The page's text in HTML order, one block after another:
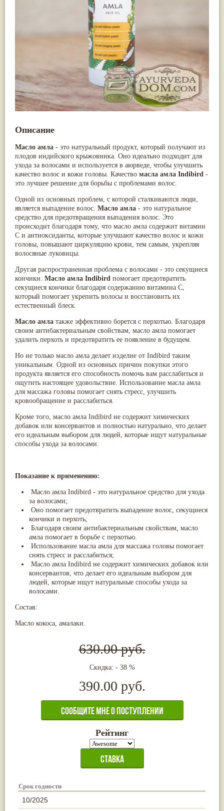
Описание
Масло амла - это натуральный продукт, который получают из
плодов индийского крыжовника. Оно идеально подходит для
ухода за волосами и используется в аюрведе, чтобы улучшить
качество волос и кожи головы. Качество масла амла Indibird -
это лучшее решение для борьбы с проблемами волос.
Одной из основных проблем, с которой сталкиваются люди,
является выпадение волос. Масло амла - это натуральное
средство для предотвращения выпадения волос. Это
происходит благодаря тому, что масло амла содержит витамин
С и антиоксиданты, которые улучшают качество волос и кожи
головы, повышают циркуляцию крови, тем самым, укрепляя
волосяные луковицы.
Другая распространенная проблема с волосами - это секущиеся
кончики. Масло амла Indibird помогает предотвратить
секущиеся кончики благодаря содержанию витамина С,
который помогает укрепить волосы и восстановить их
естественный блеск.
Масло амла также эффективно борется с перхотью. Благодаря
своим антибактериальным свойствам, масло амла помогает
удалить перхоть и предотвратить ее появление в будущем.
Но не только масло амла делает изделие от Indibird таким
уникальным. Одной из основных причин покупки этого
продукта является его способность помочь вам расслабиться и
ощутить настоящее удовольствие. Использование масла амла
для массажа головы помогает снять стресс, улучшить
кровообращение и расслабиться.
Кроме того, масло амла Indibird не содержит химических
добавок или консервантов и полностью натурально, что делает
его идеальным выбором для людей, которые ищут натуральные
способы ухода за волосами.
Показание к применению:
Масло амла Indibird - это натуральное средство для ухода
за волосами;
Оно помогает предотвратить выпадение волос, секущиеся
кончики и перхоть;
Благодаря своим антибактериальным свойствам, масло
амла помогает в борьбе с перхотью.
Использование масла амла для массажа головы помогает
снять стресс и расслабиться;
Масло амла Indibird не содержит химических добавок или
консервантов, что делает его идеальным выбором для
людей, которые ищут натуральные способы ухода за
волосами.
Состав:
Масло кокоса, амалаки.
630.00 руб.
Скидка: - 38 %
390.00 руб.
Рейтинг
Срок годности
10/2025
Видарьяди (3)
Гуггул (3)
Дханвантарам 101
Дханвантарам тайлам
(3)
Кайлаш дживан (3)
Кутаджа(3)
Кширабала(3)
Лив 52 (3)
more...
Крапива индийская
(17)
Патола (17)
Холарена - Кутаджа
(17)
Шионака(17)
Аджван/Ажгон(16)
Кальций(16)
Дашамула(15)
Лодхра(14)
Моринга(14)
Перец кубеба(14)
Сахарный тростник(14)
Гвоздика (13)
Кассия трубчатая(13)
Мезуя железная(13)
Мускатный орех (13)
Пажитник(13)
Паслён черный(13)
Ипомея(12)
(12)
Сверция
(11)
Коровье молоко(11)
Мукуна жгучая(11)
Ним(11)
Перец чаба(11)
Соссюрея/кушта(11)
Турпет(11)
Алойное дерево(10)
Асафетида(10)
Пармелия(10)
Ашока(9)
Вишня гималайская(9)
Данти(9)
Мурва(9)
Жасмин(8)
Касторовое масло
(8)
Кутаки(8)
Мята(8)
Пушкара(8)
more...